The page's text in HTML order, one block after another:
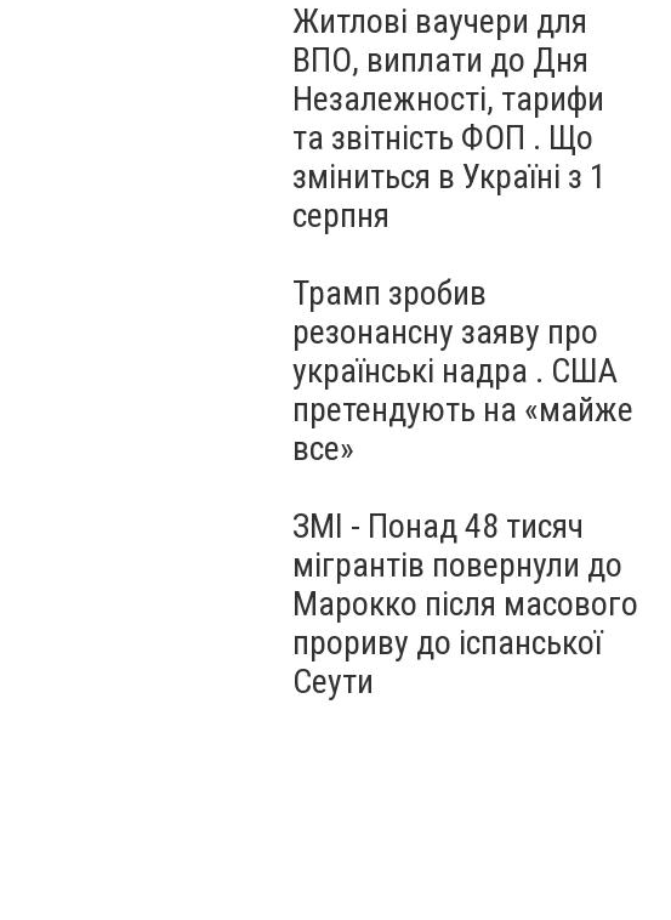
Житлові ваучери для
ВПО, виплати до Дня
Незалежності, тарифи
та звітність ФОП . Що
зміниться в Україні з 1
серпня
Трамп зробив
резонансну заяву про
українські надра . США
претендують на «майже
все»
ЗМІ - Понад 48 тисяч
мігрантів повернули до
Марокко після масового
прориву до іспанської
Сеути